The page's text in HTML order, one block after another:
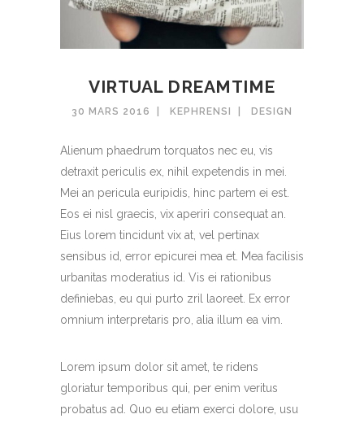
VIRTUAL DREAMTIME
30 MARS 2016 KEPHRENSI DESIGN
Alienum phaedrum torquatos nec eu, vis
detraxit periculis ex, nihil expetendis in mei.
Mei an pericula euripidis, hinc partem ei est.
Eos ei nisl graecis, vix aperiri consequat an.
Eius lorem tincidunt vix at, vel pertinax
sensibus id, error epicurei mea et. Mea facilisis
urbanitas moderatius id. Vis ei rationibus
definiebas, eu qui purto zril laoreet. Ex error
omnium interpretaris pro, alia illum ea vim.
Lorem ipsum dolor sit amet, te ridens
gloriatur temporibus qui, per enim veritus
probatus ad. Quo eu etiam exerci dolore, usu